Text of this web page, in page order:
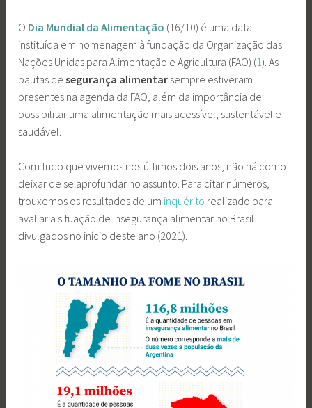
O Dia Mundial da Alimentação (16/10) é uma data
instituída em homenagem à fundação da Organização das
Nações Unidas para Alimentação e Agricultura (FAO) (1). As
pautas desegurança alimentar sempre estiveram
presentes na agenda da FAO, além da importância de
possibilitar uma alimentação mais acessível, sustentável e
saudável.
Com tudo que vivemos nos últimos dois anos, não há como
deixar de se aprofundar no assunto. Para citar números,
trouxemos os resultados de um inquérito realizado para
avaliar a situação de insegurança alimentar no Brasil
divulgados no início deste ano (2021).